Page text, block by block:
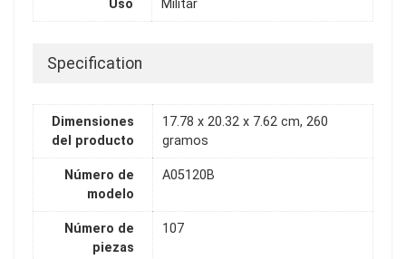
Uso Militar
Specification
Dimensiones
del producto
17.78 x 20.32 x 7.62 cm, 260
gramos
Número de
modelo
A05120B
Número de
piezas
107